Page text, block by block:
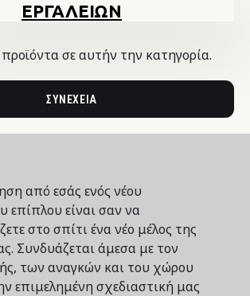
ΕΡΓΑΛΕΙΩΝ
σε αυτήν την κατηγορία.
ΣΥΝΈΧΕΙΑ
από εσάς ενός νέου
επίπλου είναι σαν να
στο σπίτι ένα νέο μέλος της
Συνδυάζεται άμεσα με τον
των αναγκών και του χώρου
επιμελημένη σχεδιαστική μας